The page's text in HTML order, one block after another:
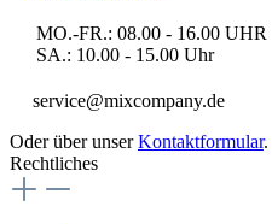
MO.-FR.: 08.00 - 16.00 UHR
SA.: 10.00 - 15.00 Uhr
service@mixcompany.de
Oder über unserKontaktformular.
Rechtliches